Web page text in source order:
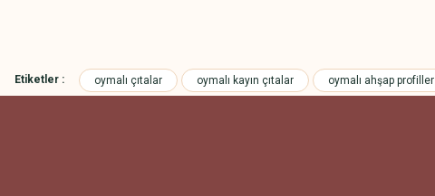
Etiketler : oymalı çıtalar oymalı kayın çıtalar oymalı ahşap profiller